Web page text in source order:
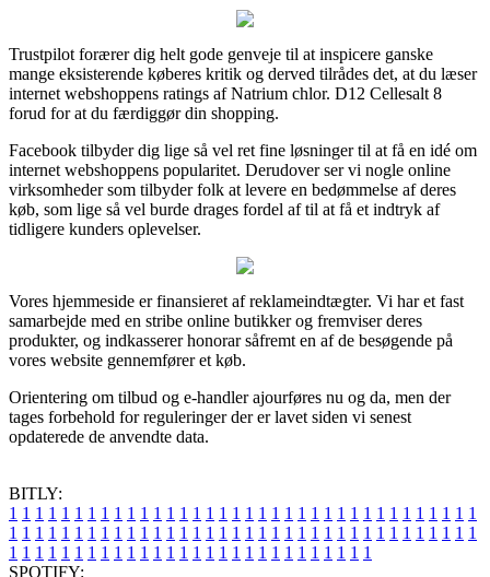
Trustpilot forærer dig helt gode genveje til at inspicere ganske
mange eksisterende køberes kritik og derved tilrådes det, at du læser
internet webshoppens ratings af Natrium chlor. D12 Cellesalt 8
forud for at du færdiggør din shopping.
Facebook tilbyder dig lige så vel ret fine løsninger til at få en idé om
internet webshoppens popularitet. Derudover ser vi nogle online
virksomheder som tilbyder folk at levere en bedømmelse af deres
køb, som lige så vel burde drages fordel af til at få et indtryk af
tidligere kunders oplevelser.
Vores hjemmeside er finansieret af reklameindtægter. Vi har et fast
samarbejde med en stribe online butikker og fremviser deres
produkter, og indkasserer honorar såfremt en af de besøgende på
vores website gennemfører et køb.
Orientering om tilbud og e-handler ajourføres nu og da, men der
tages forbehold for reguleringer der er lavet siden vi senest
opdaterede de anvendte data.
BITLY:
1 1 1 1 1 1 1 1 1 1 1 1 1 1 1 1 1 1 1 1 1 1 1 1 1 1 1 1 1 1 1 1 1 1 1 1
1 1 1 1 1 1 1 1 1 1 1 1 1 1 1 1 1 1 1 1 1 1 1 1 1 1 1 1 1 1 1 1 1 1 1 1
1 1 1 1 1 1 1 1 1 1 1 1 1 1 1 1 1 1 1 1 1 1 1 1 1 1 1 1
SPOTIFY: